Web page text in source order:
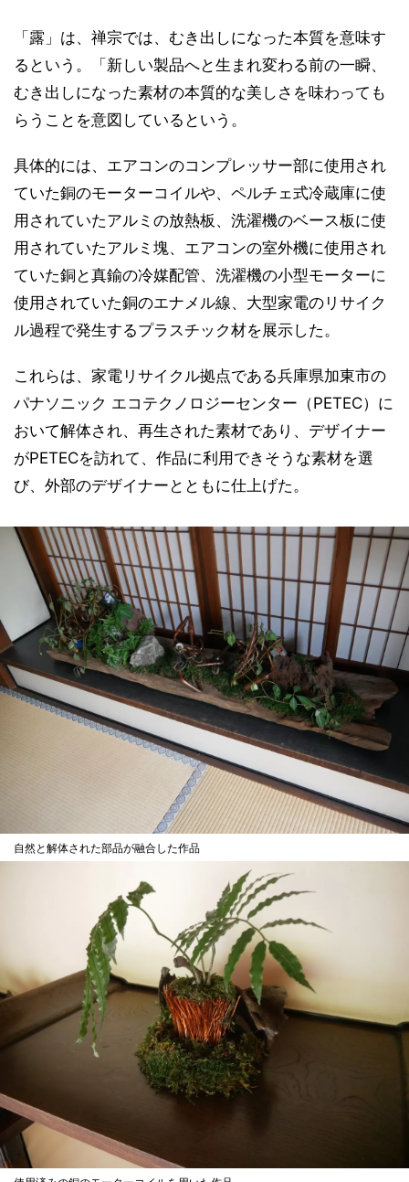
「露」は、禅宗では、むき出しになった本質を意味す
るという。「新しい製品へと生まれ変わる前の一瞬、
むき出しになった素材の本質的な美しさを味わっても
らうことを意図しているという。
具体的には、エアコンのコンプレッサー部に使用され
ていた銅のモーターコイルや、ペルチェ式冷蔵庫に使
用されていたアルミの放熱板、洗濯機のベース板に使
用されていたアルミ塊、エアコンの室外機に使用され
ていた銅と真鍮の冷媒配管、洗濯機の小型モーターに
使用されていた銅のエナメル線、大型家電のリサイク
ル過程で発生するプラスチック材を展示した。
これらは、家電リサイクル拠点である兵庫県加東市の
パナソニック エコテクノロジーセンター（PETEC）に
おいて解体され、再生された素材であり、デザイナー
がPETECを訪れて、作品に利用できそうな素材を選
び、外部のデザイナーとともに仕上げた。
自然と解体された部品が融合した作品